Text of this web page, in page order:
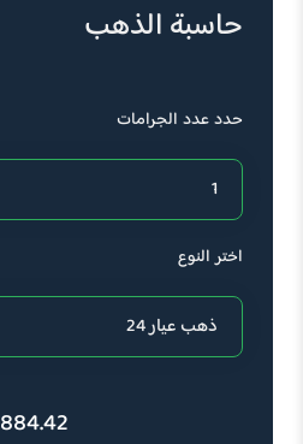
حاسبة الذهب
حدد عدد الجرامات
اختر النوع
884.42